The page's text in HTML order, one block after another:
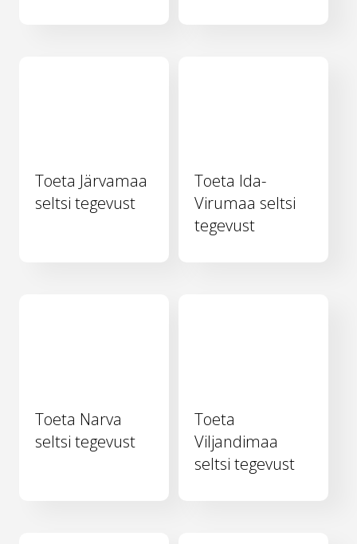
Toeta Järvamaa
seltsi tegevust
Toeta Ida-
Virumaa seltsi
tegevust
Toeta Narva
seltsi tegevust
Toeta
Viljandimaa
seltsi tegevust